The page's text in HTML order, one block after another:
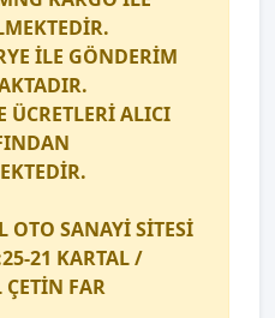
İLE GÖNDERİM
ÜCRETLERİ ALICI
OTO SANAYİ SİTESİ
21 KARTAL /
ÇETİN FAR